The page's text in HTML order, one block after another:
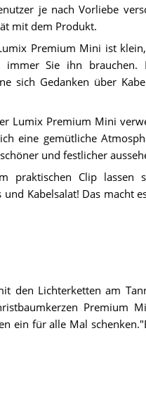
je nach Vorliebe
mit dem Produkt.
Premium Mini ist
immer Sie ihn
sich Gedanken über
Lumix Premium Mini
eine gemütliche
und festlicher
praktischen Clip lassen
Kabelsalat! Das macht
den Lichterketten am
Premium
ein für alle Mal